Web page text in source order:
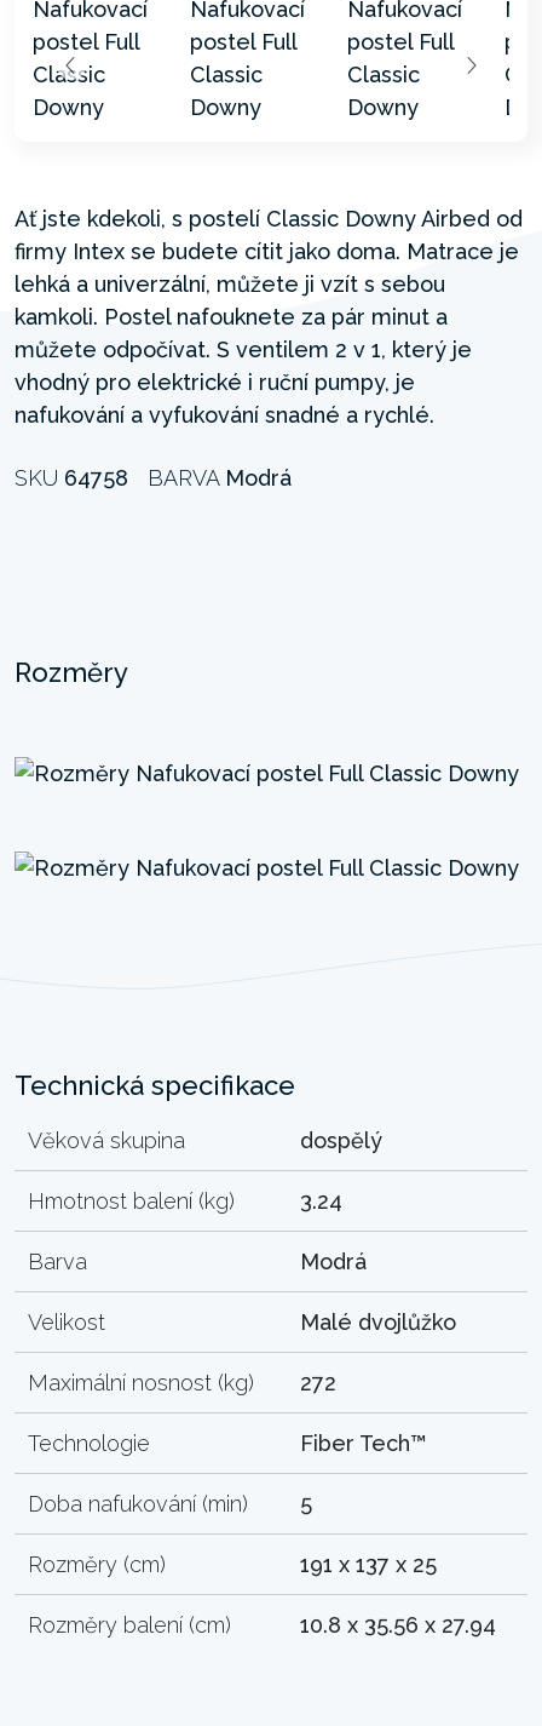
Ať jste kdekoli, s postelí Classic Downy Airbed od
firmy Intex se budete cítit jako doma. Matrace je
lehká a univerzální, můžete ji vzít s sebou
kamkoli. Postel nafouknete za pár minut a
můžete odpočívat. S ventilem 2 v 1, který je
vhodný pro elektrické i ruční pumpy, je
nafukování a vyfukování snadné a rychlé.
SKU 64758 BARVA Modrá
Rozměry
Technická specifikace
Věková skupina dospělý
Hmotnost balení (kg) 3.24
Barva Modrá
Velikost Malé dvojlůžko
Maximální nosnost (kg) 272
Technologie Fiber Tech™
Doba nafukování (min) 5
Rozměry (cm) 191 x 137 x 25
Rozměry balení (cm) 10.8 x 35.56 x 27.94